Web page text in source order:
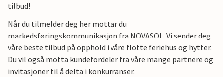
tilbud!
Når du tilmelder deg her mottar du
markedsføringskommunikasjon fra NOVASOL. Vi sender deg
våre beste tilbud på opphold i våre flotte feriehus og hytter.
Du vil også motta kundefordeler fra våre mange partnere og
invitasjoner til å delta i konkurranser.